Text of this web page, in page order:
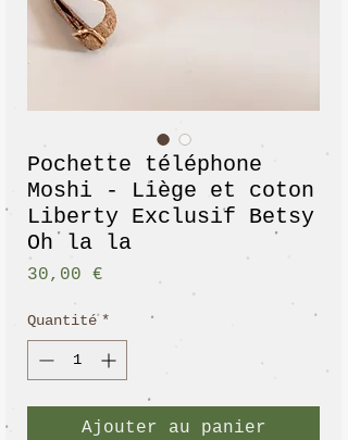
Pochette téléphone
Moshi - Liège et coton
Liberty Exclusif Betsy
Oh la la
30,00 €
Quantité *
Ajouter au panier